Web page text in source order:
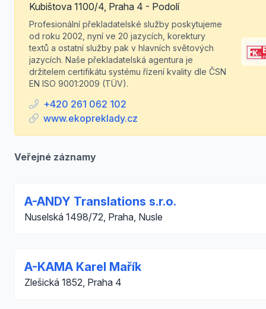
Kubištova 1100/4, Praha 4 - Podolí
Profesionální překladatelské služby poskytujeme
od roku 2002, nyní ve 20 jazycích, korektury
textů a ostatní služby pak v hlavních světových
jazycích. Naše překladatelská agentura je
držitelem certifikátu systému řízení kvality dle ČSN
EN ISO 9001:2009 (TÜV).
+420 261 062 102
www.ekopreklady.cz
Veřejné záznamy
A-ANDY Translations s.r.o.
Nuselská 1498/72, Praha, Nusle
A-KAMA Karel Mařík
Zlešická 1852, Praha 4